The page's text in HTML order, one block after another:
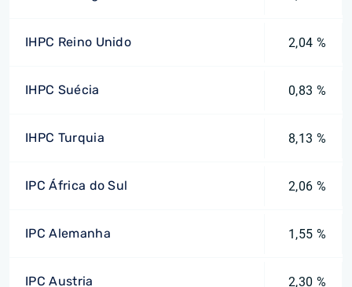
IHPC Reino Unido 2,04 %
IHPC Suécia 0,83 %
IHPC Turquia 8,13 %
IPC África do Sul 2,06 %
IPC Alemanha 1,55 %
IPC Austria 2,30 %